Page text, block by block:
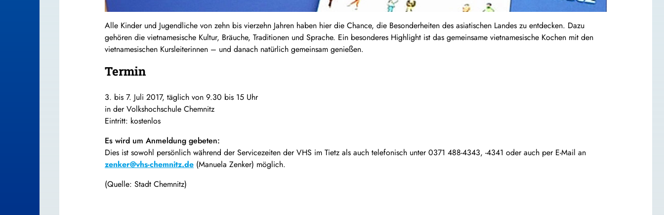
Alle Kinder und Jugendliche von zehn bis vierzehn Jahren haben hier die Chance, die Besonderheiten des asiatischen Landes zu entdecken. Dazu
gehören die vietnamesische Kultur, Bräuche, Traditionen und Sprache. Ein besonderes Highlight ist das gemeinsame vietnamesische Kochen mit den
vietnamesischen Kursleiterinnen – und danach natürlich gemeinsam genießen.
Termin
3. bis 7. Juli 2017, täglich von 9.30 bis 15 Uhr
in der Volkshochschule Chemnitz
Eintritt: kostenlos
Es wird um Anmeldung gebeten:
Dies ist sowohl persönlich während der Servicezeiten der VHS im Tietz als auch telefonisch unter 0371 488-4343, -4341 oder auch per E-Mail an
zenker@vhs-chemnitz.de (Manuela Zenker) möglich.
(Quelle: Stadt Chemnitz)